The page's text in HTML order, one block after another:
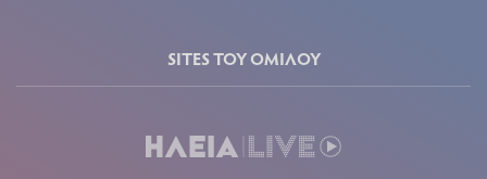
SITES ΤΟΥ ΟΜΙΛΟΥ